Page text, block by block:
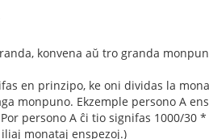
konvena aŭ tro granda
en prinzipo, ke oni dividas la
monpuno. Ekzemple persono A
persono A ĉi tio signifas 1000/30
monataj enspezoj.)